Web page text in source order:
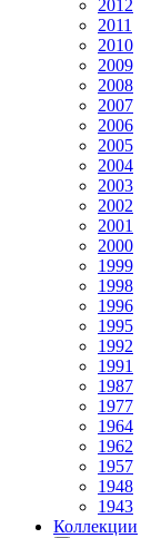
2012
2011
2010
2009
2008
2007
2006
2005
2004
2003
2002
2001
2000
1999
1998
1996
1995
1992
1991
1987
1977
1964
1962
1957
1948
1943
Коллекции